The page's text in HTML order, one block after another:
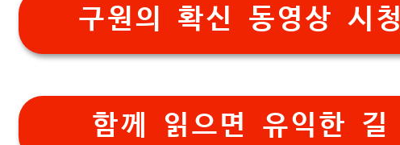
구원의 확신 동영상 시청
함께 읽으면 유익한 길